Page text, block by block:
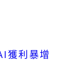
獲利暴增